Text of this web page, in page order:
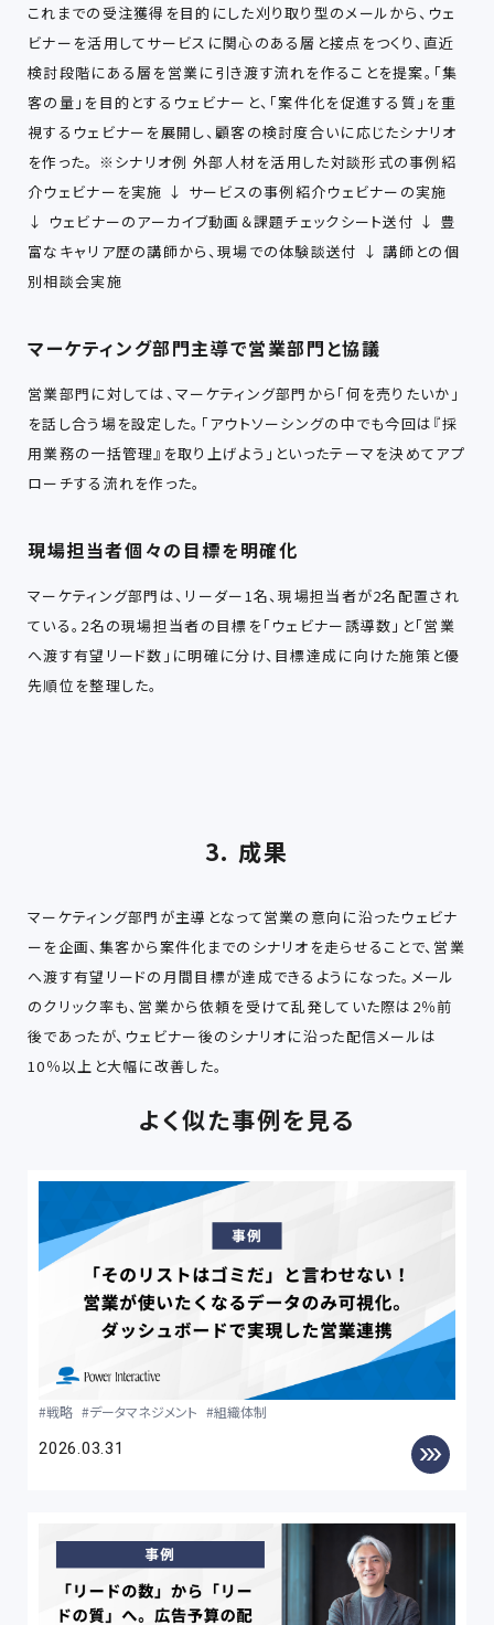
これまでの受注獲得を目的にした刈り取り型のメールから、ウェ
ビナーを活用してサービスに関心のある層と接点をつくり、直近
検討段階にある層を営業に引き渡す流れを作ることを提案。「集
客の量」を目的とするウェビナーと、「案件化を促進する質」を重
視するウェビナーを展開し、顧客の検討度合いに応じたシナリオ
を作った。 ※シナリオ例 外部人材を活用した対談形式の事例紹
介ウェビナーを実施 ↓ サービスの事例紹介ウェビナーの実施
↓ ウェビナーのアーカイブ動画＆課題チェックシート送付 ↓ 豊
富なキャリア歴の講師から、現場での体験談送付 ↓ 講師との個
別相談会実施
マーケティング部門主導で営業部門と協議
営業部門に対しては、マーケティング部門から「何を売りたいか」
を話し合う場を設定した。「アウトソーシングの中でも今回は『採
用業務の一括管理』を取り上げよう」といったテーマを決めてアプ
ローチする流れを作った。
現場担当者個々の目標を明確化
マーケティング部門は、リーダー1名、現場担当者が2名配置され
ている。2名の現場担当者の目標を「ウェビナー誘導数」と「営業
へ渡す有望リード数」に明確に分け、目標達成に向けた施策と優
先順位を整理した。
3. 成果
マーケティング部門が主導となって営業の意向に沿ったウェビナ
ーを企画、集客から案件化までのシナリオを走らせることで、営業
へ渡す有望リードの月間目標が達成できるようになった。メール
のクリック率も、営業から依頼を受けて乱発していた際は2％前
後であったが、ウェビナー後のシナリオに沿った配信メールは
10％以上と大幅に改善した。
よく似た事例を見る
戦略 データマネジメント 組織体制
2026.03.31